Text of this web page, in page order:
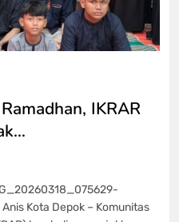
IKRAR
Kota Depok – Komunitas